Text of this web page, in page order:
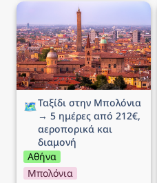
Ταξίδι στην Μπολόνια →
5 ημέρες από 212€,
αεροπορικά και διαμονή
🗺️Ταξίδι στην Μπολόνια
→ 5 ημέρες από 212€,
αεροπορικά και
διαμονή
Αθήνα
Μπολόνια